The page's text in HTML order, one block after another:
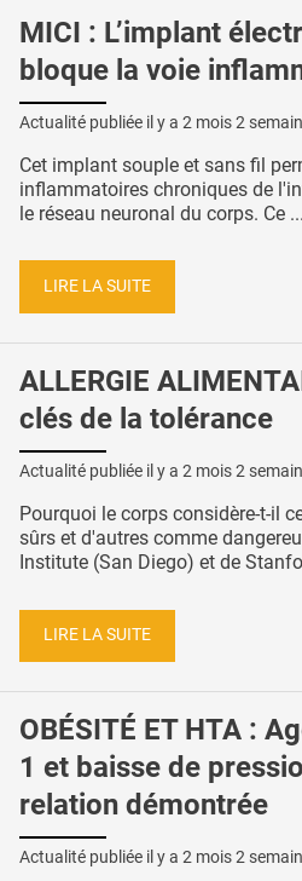
MICI : L’implant
bloque la voie
Actualité publiée il y a 2 mois 2
Cet implant souple et sans fil
inflammatoires chroniques de
le réseau neuronal du corps. Ce ...
LIRE LA SUITE
ALLERGIE
clés de la tolérance
Actualité publiée il y a 2 mois 2
Pourquoi le corps considère-t-il
sûrs et d'autres comme
Institute (San Diego) et de
LIRE LA SUITE
OBÉSITÉ ET HTA :
1 et baisse de
relation démontrée
Actualité publiée il y a 2 mois 2